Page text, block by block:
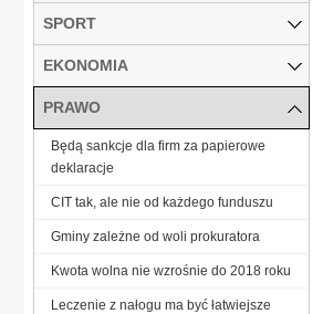
SPORT
EKONOMIA
PRAWO
Będą sankcje dla firm za papierowe
deklaracje
CIT tak, ale nie od każdego funduszu
Gminy zależne od woli prokuratora
Kwota wolna nie wzrośnie do 2018 roku
Leczenie z nałogu ma być łatwiejsze